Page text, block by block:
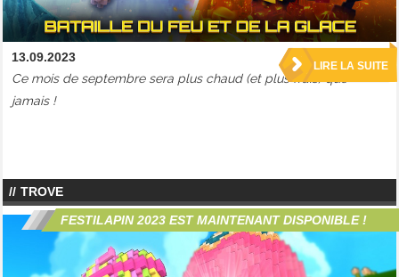
13.09.2023
Ce mois de septembre sera plus chaud (et plus frais) que
jamais !
LIRE LA SUITE
TROVE
FESTILAPIN 2023 EST MAINTENANT DISPONIBLE !